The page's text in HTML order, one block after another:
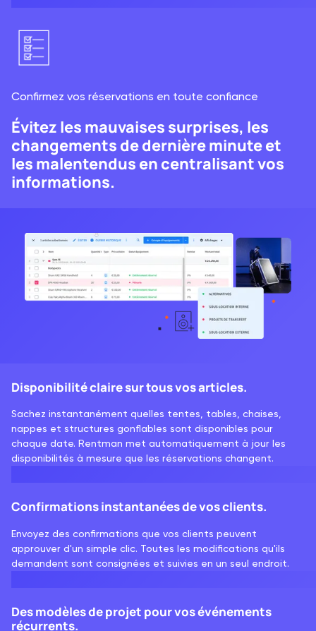
Confirmez vos réservations en toute confiance
Évitez les mauvaises surprises, les
changements de dernière minute et
les malentendus en centralisant vos
informations.
Disponibilité claire sur tous vos articles.
Sachez instantanément quelles tentes, tables, chaises,
nappes et structures gonflables sont disponibles pour
chaque date. Rentman met automatiquement à jour les
disponibilités à mesure que les réservations changent.
Confirmations instantanées de vos clients.
Envoyez des confirmations que vos clients peuvent
approuver d'un simple clic. Toutes les modifications qu'ils
demandent sont consignées et suivies en un seul endroit.
Des modèles de projet pour vos événements
récurrents.